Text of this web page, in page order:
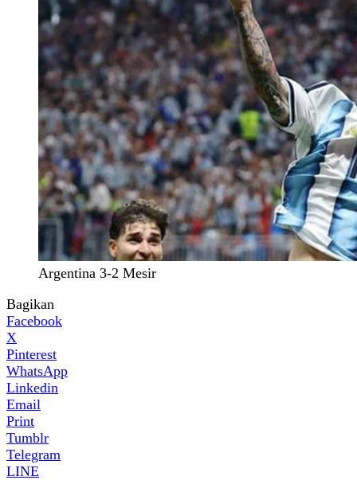
Argentina 3-2 Mesir
Bagikan
Facebook
X
Pinterest
WhatsApp
Linkedin
Email
Print
Tumblr
Telegram
LINE